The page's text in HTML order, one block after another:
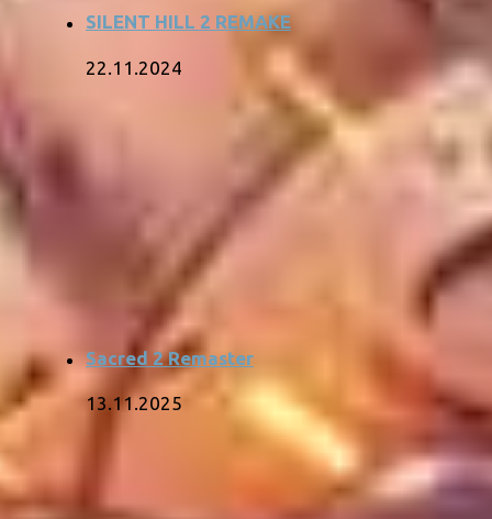
SILENT HILL 2 REMAKE
22.11.2024
Sacred 2 Remaster
13.11.2025